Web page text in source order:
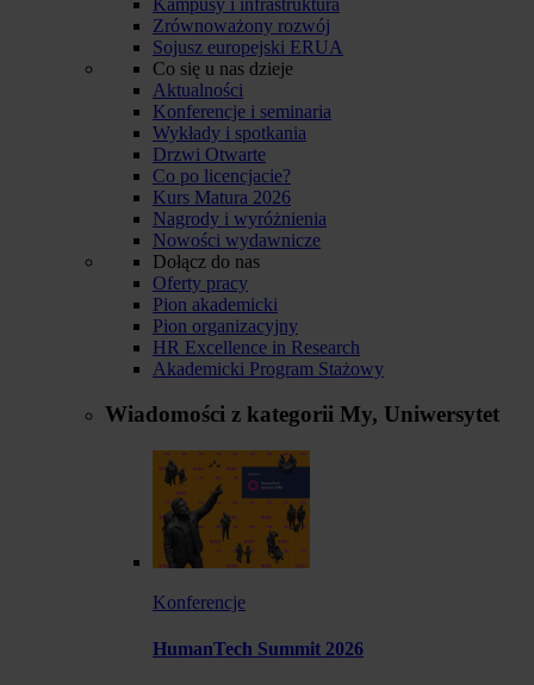
Zrównoważony rozwój
Sojusz europejski ERUA
Co się u nas dzieje
Aktualności
Konferencje i seminaria
Wykłady i spotkania
Drzwi Otwarte
Co po licencjacie?
Kurs Matura 2026
Nagrody i wyróżnienia
Nowości wydawnicze
Dołącz do nas
Oferty pracy
Pion akademicki
Pion organizacyjny
HR Excellence in Research
Akademicki Program Stażowy
Wiadomości z kategorii My, Uniwersytet
Konferencje
HumanTech Summit 2026